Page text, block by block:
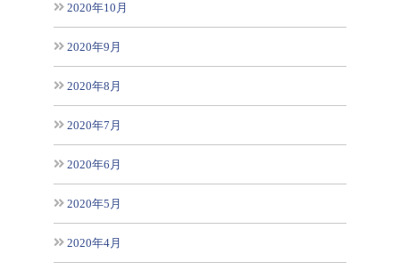
2020年10月
2020年9月
2020年8月
2020年7月
2020年6月
2020年5月
2020年4月